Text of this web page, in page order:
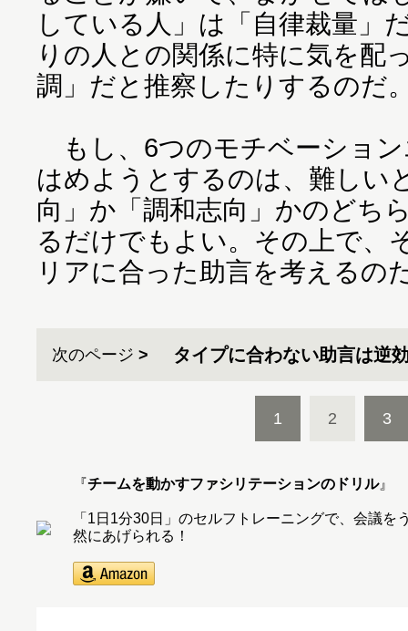
している人」は「自律裁量」
りの人との関係に特に気を配
調」だと推察したりするのだ
もし、6つのモチベーショ
はめようとするのは、難しい
向」か「調和志向」かのどち
るだけでもよい。その上で、
リアに合った助言を考えるの
次のページ タイプに合わない助言は逆
1 2 3
『チームを動かすファシリテーションのドリル』
「1日1分30日」のセルフトレーニングで、会議
然にあげられる！